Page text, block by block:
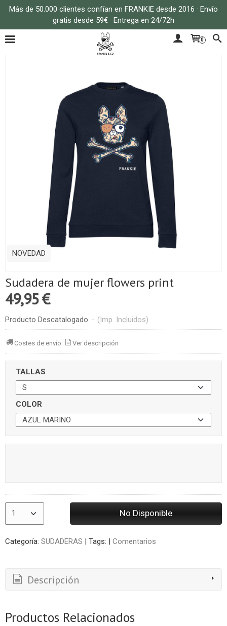
Más de 50.000 clientes confían en FRANKIE desde 2016 · Envío
gratis desde 59€ · Entrega en 24/72h
0
NOVEDAD
Sudadera de mujer flowers print
49,95 €
Producto Descatalogado - (Imp. Incluidos)
Costes de envío Ver descripción
TALLAS
COLOR
No Disponible
Categoría: SUDADERAS | Tags: | Comentarios
Descripción
Productos Relacionados